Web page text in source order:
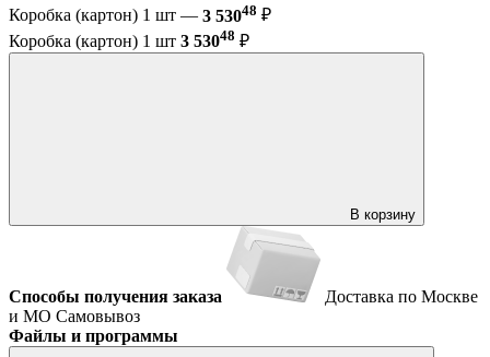
Коробка (картон) 1 шт — 3 53048 ₽
Коробка (картон) 1 шт 3 53048 ₽
В корзину
Способы получения заказа
Доставка по Москве
и МО Самовывоз
Файлы и программы